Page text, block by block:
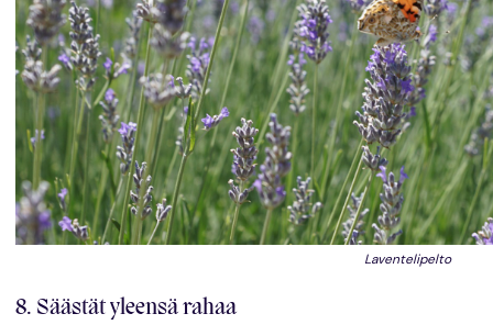
Laventelipelto
8. Säästät yleensä rahaa